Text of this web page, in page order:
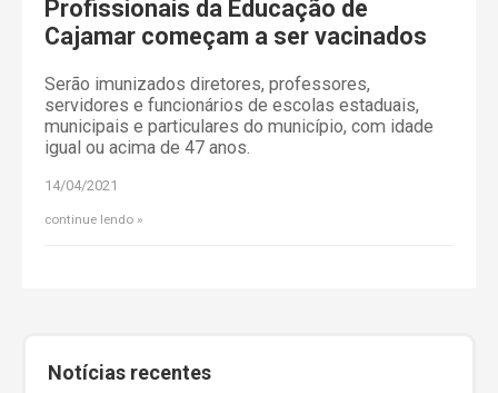
Profissionais da Educação de
Cajamar começam a ser vacinados
Serão imunizados diretores, professores,
servidores e funcionários de escolas estaduais,
municipais e particulares do município, com idade
igual ou acima de 47 anos.
14/04/2021
continue lendo
Notícias recentes